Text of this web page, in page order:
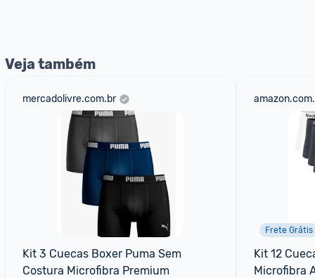
Veja também
mercadolivre.com.br
Kit 3 Cuecas Boxer Puma Sem
Costura Microfibra Premium
Frete Grátis
Kit 12
Microfibra